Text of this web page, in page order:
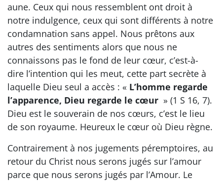
aune. Ceux qui nous ressemblent ont droit à
notre indulgence, ceux qui sont différents à notre
condamnation sans appel. Nous prêtons aux
autres des sentiments alors que nous ne
connaissons pas le fond de leur cœur, c’est-à-
dire l’intention qui les meut, cette part secrète à
laquelle Dieu seul a accès : « L’homme regarde
l’apparence, Dieu regarde le cœur » (1 S 16, 7).
Dieu est le souverain de nos cœurs, c’est le lieu
de son royaume. Heureux le cœur où Dieu règne.
Contrairement à nos jugements péremptoires, au
retour du Christ nous serons jugés sur l’amour
parce que nous serons jugés par l’Amour. Le